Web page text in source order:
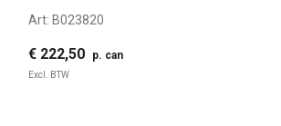
Art: B023820
€ 222,50 p. can
Excl. BTW